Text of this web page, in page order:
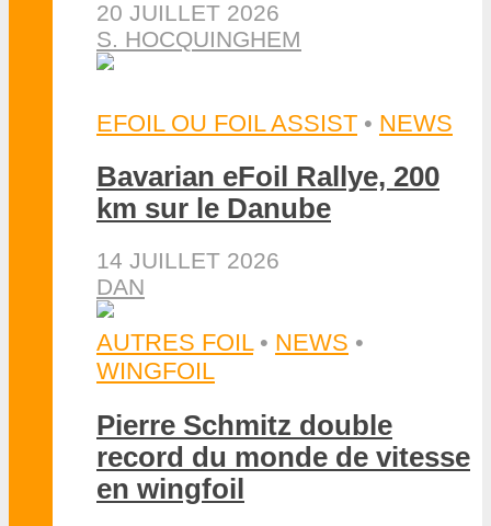
20 JUILLET 2026
S. HOCQUINGHEM
EFOIL OU FOIL ASSIST • NEWS
Bavarian eFoil Rallye, 200
km sur le Danube
14 JUILLET 2026
DAN
AUTRES FOIL • NEWS •
WINGFOIL
Pierre Schmitz double
record du monde de vitesse
en wingfoil